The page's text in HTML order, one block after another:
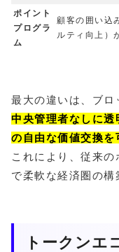
ポイント
プログラ
ム
顧客の囲い込
ルティ向上）
最大の違いは、ブロ
中央管理者なしに透
の自由な価値交換を
これにより、従来
で柔軟な経済圏の構
トークンエ